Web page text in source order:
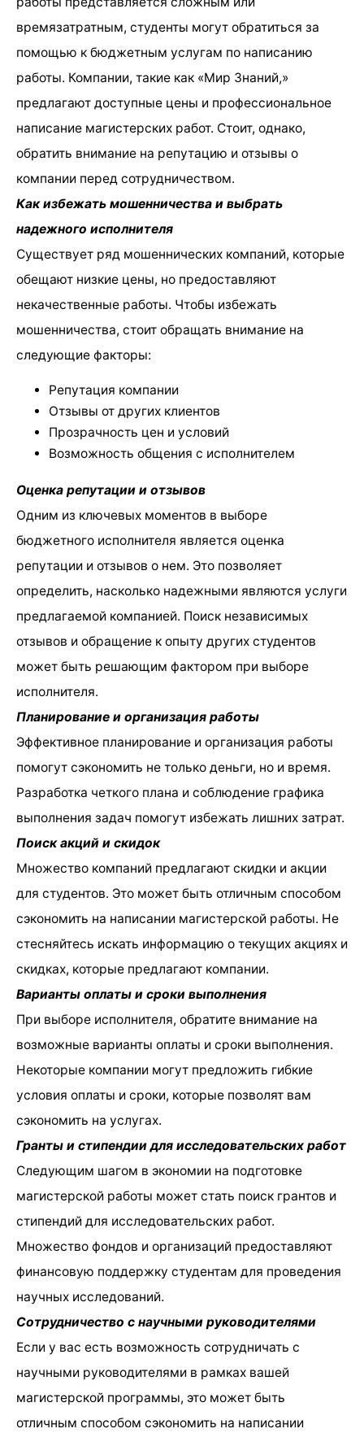
времязатратным, студенты могут обратиться за
помощью к бюджетным услугам по написанию
работы. Компании, такие как «Мир Знаний,»
предлагают доступные цены и профессиональное
написание магистерских работ. Стоит, однако,
обратить внимание на репутацию и отзывы о
компании перед сотрудничеством.
Как избежать мошенничества и выбрать
надежного исполнителя
Существует ряд мошеннических компаний, которые
обещают низкие цены, но предоставляют
некачественные работы. Чтобы избежать
мошенничества, стоит обращать внимание на
следующие факторы:
Репутация компании
Отзывы от других клиентов
Прозрачность цен и условий
Возможность общения с исполнителем
Оценка репутации и отзывов
Одним из ключевых моментов в выборе
бюджетного исполнителя является оценка
репутации и отзывов о нем. Это позволяет
определить, насколько надежными являются услуги
предлагаемой компанией. Поиск независимых
отзывов и обращение к опыту других студентов
может быть решающим фактором при выборе
исполнителя.
Планирование и организация работы
Эффективное планирование и организация работы
помогут сэкономить не только деньги, но и время.
Разработка четкого плана и соблюдение графика
выполнения задач помогут избежать лишних затрат.
Поиск акций и скидок
Множество компаний предлагают скидки и акции
для студентов. Это может быть отличным способом
сэкономить на написании магистерской работы. Не
стесняйтесь искать информацию о текущих акциях и
скидках, которые предлагают компании.
Варианты оплаты и сроки выполнения
При выборе исполнителя, обратите внимание на
возможные варианты оплаты и сроки выполнения.
Некоторые компании могут предложить гибкие
условия оплаты и сроки, которые позволят вам
сэкономить на услугах.
Гранты и стипендии для исследовательских работ
Следующим шагом в экономии на подготовке
магистерской работы может стать поиск грантов и
стипендий для исследовательских работ.
Множество фондов и организаций предоставляют
финансовую поддержку студентам для проведения
научных исследований.
Сотрудничество с научными руководителями
Если у вас есть возможность сотрудничать с
научными руководителями в рамках вашей
магистерской программы, это может быть
отличным способом сэкономить на написании